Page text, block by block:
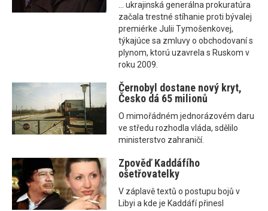
... ukrajinská generálna prokuratúra
začala trestné stíhanie proti bývalej
premiérke Julii Tymošenkovej,
týkajúce sa zmluvy o obchodovaní s
plynom, ktorú uzavrela s Ruskom v
roku 2009.
Černobyl dostane nový kryt,
Česko dá 65 milionů
O mimořádném jednorázovém daru
ve středu rozhodla vláda, sdělilo
ministerstvo zahraničí.
Zpověď Kaddáfího
ošetřovatelky
V záplavě textů o postupu bojů v
Libyi a kde je Kaddáfí přinesl